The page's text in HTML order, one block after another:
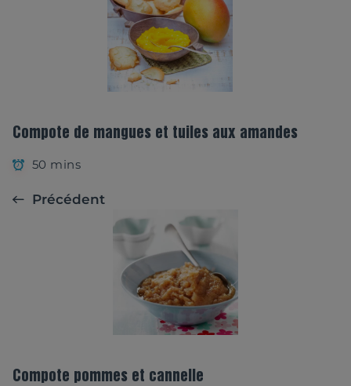
Compote de mangues et tuiles aux amandes
50 mins
Précédent
Compote pommes et cannelle